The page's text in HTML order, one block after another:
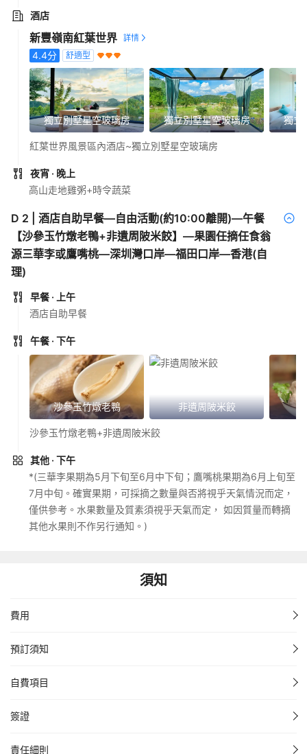
酒店
新豐嶺南紅葉世界
4.4分 舒適型
獨立別墅星空玻璃房 獨立別墅星空玻璃房 獨立
紅葉世界風景區內酒店~獨立別墅星空玻璃房
夜宵 · 晚上
高山走地雞粥+時令蔬菜
D 2
酒店自助早餐—自由活動(約10:00離開)—午餐
【沙參玉竹燉老鴨+非遺周陂米餃】—果園任摘任食翁
源三華李或鷹嘴桃—深圳灣口岸—福田口岸—香港(自
理)
早餐 · 上午
酒店自助早餐
午餐 · 下午
沙參玉竹燉老鴨 非遺周陂米餃
沙參玉竹燉老鴨+非遺周陂米餃
其他 · 下午
*(三華李果期為5月下旬至6月中下旬；鷹嘴桃果期為6月上旬至
7月中旬。確實果期，可採摘之數量與否將視乎天氣情況而定，
僅供參考。水果數量及質素須視乎天氣而定， 如因質量而轉摘
其他水果則不作另行通知。)
須知
費用
預訂須知
自費項目
簽證
責任細則